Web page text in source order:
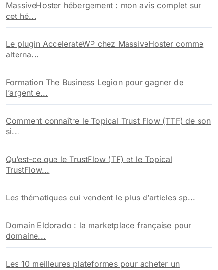
MassiveHoster hébergement : mon avis complet sur
cet hé...
Le plugin AccelerateWP chez MassiveHoster comme
alterna...
Formation The Business Legion pour gagner de
l’argent e...
Comment connaître le Topical Trust Flow (TTF) de son
si...
Qu’est-ce que le TrustFlow (TF) et le Topical
TrustFlow...
Les thématiques qui vendent le plus d’articles sp...
Domain Eldorado : la marketplace française pour
domaine...
Les 10 meilleures plateformes pour acheter un